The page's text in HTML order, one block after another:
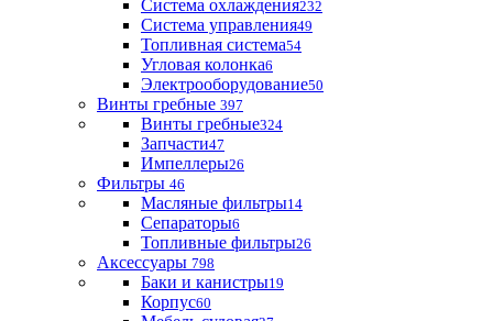
Система охлаждения232
Система управления49
Топливная система54
Угловая колонка6
Электрооборудование50
Винты гребные 397
Винты гребные324
Запчасти47
Импеллеры26
Фильтры 46
Масляные фильтры14
Сепараторы6
Топливные фильтры26
Аксессуары 798
Баки и канистры19
Корпус60